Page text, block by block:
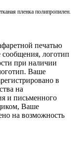
пленка полипропилен.
печатью
логотип
при наличии
Ваше
в
на
и письменного
Ваше
на возможность